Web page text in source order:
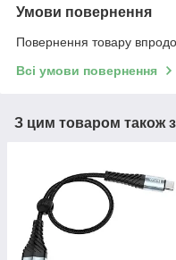
Умови повернення
Повернення товару
Всі умови повернення
З цим товаром також